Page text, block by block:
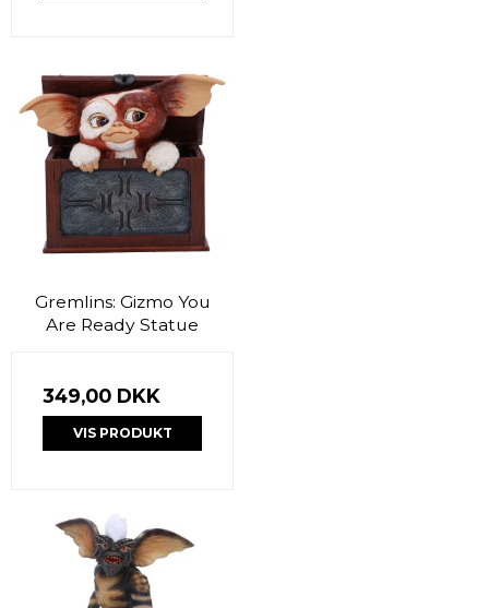
Gremlins: Gizmo You
Are Ready Statue
349,00 DKK
VIS PRODUKT